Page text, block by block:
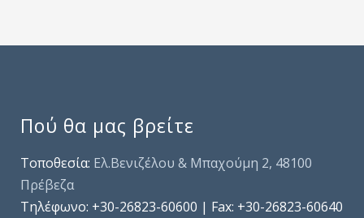
Πού θα μας βρείτε
Τοποθεσία: Ελ.Βενιζέλου & Μπαχούμη 2, 48100
Πρέβεζα
Τηλέφωνo: +30-26823-60600 | Fax: +30-26823-60640